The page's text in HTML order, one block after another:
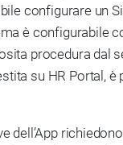
configurare un
è configurabile
procedura dal
su HR Portal,
dell’App